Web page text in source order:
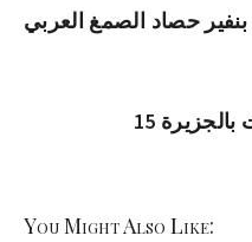
حصاد الصمغ العربي
You Might Also Like: